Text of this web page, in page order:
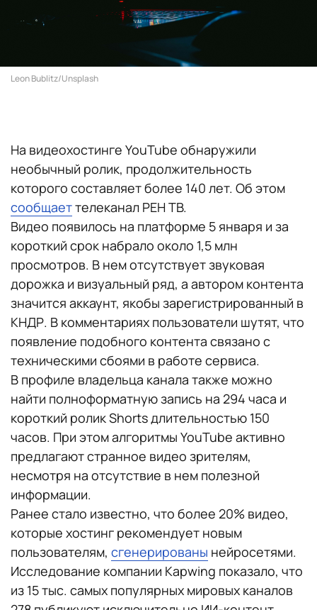
Leon Bublitz/Unsplash
На видеохостинге YouTube обнаружили
необычный ролик, продолжительность
которого составляет более 140 лет. Об этом
сообщаеттелеканал РЕН ТВ.
Видео появилось на платформе 5 января и за
короткий срок набрало около 1,5 млн
просмотров. В нем отсутствует звуковая
дорожка и визуальный ряд, а автором контента
значится аккаунт, якобы зарегистрированный в
КНДР. В комментариях пользователи шутят, что
появление подобного контента связано с
техническими сбоями в работе сервиса.
В профиле владельца канала также можно
найти полноформатную запись на 294 часа и
короткий ролик Shorts длительностью 150
часов. При этом алгоритмы YouTube активно
предлагают странное видео зрителям,
несмотря на отсутствие в нем полезной
информации.
Ранее стало известно, что более 20% видео,
которые хостинг рекомендует новым
пользователям, сгенерированы нейросетями.
Исследование компании Kapwing показало, что
из 15 тыс. самых популярных мировых каналов